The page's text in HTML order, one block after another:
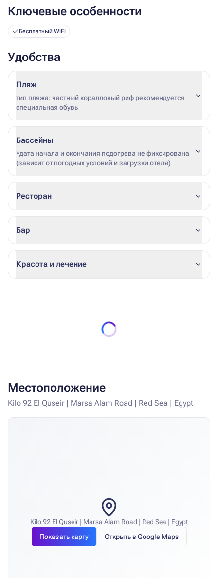
Ключевые особенности
Бесплатный WiFi
Удобства
Пляж
тип пляжа: частный коралловый риф рекомендуется
специальная обувь
Бассейны
*дата начала и окончания подогрева не фиксирована
(зависит от погодных условий и загрузки отеля)
Ресторан
Бар
Красота и лечение
Местоположение
Kilo 92 El Quseir | Marsa Alam Road | Red Sea | Egypt
Kilo 92 El Quseir | Marsa Alam Road | Red Sea | Egypt
Показать карту
Открыть в Google Maps